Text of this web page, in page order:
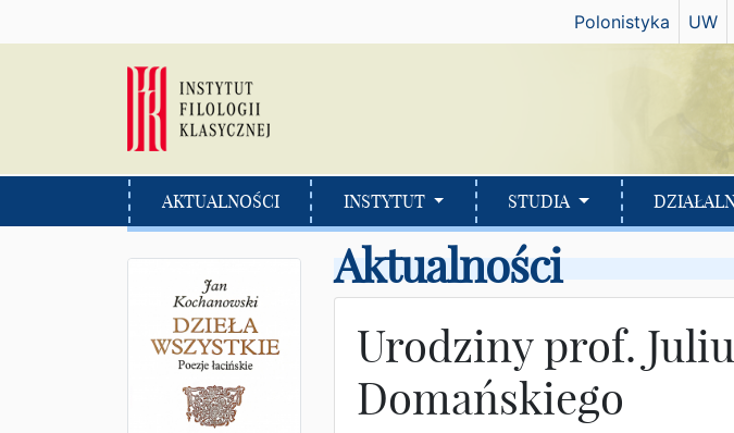
Polonistyka UW
AKTUALNOŚCI INSTYTUT STUDIA
Aktualności
Urodziny prof.
Domańskiego